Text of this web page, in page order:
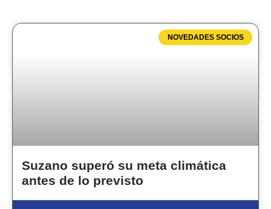
NOVEDADES SOCIOS
Suzano superó su meta climática
antes de lo previsto